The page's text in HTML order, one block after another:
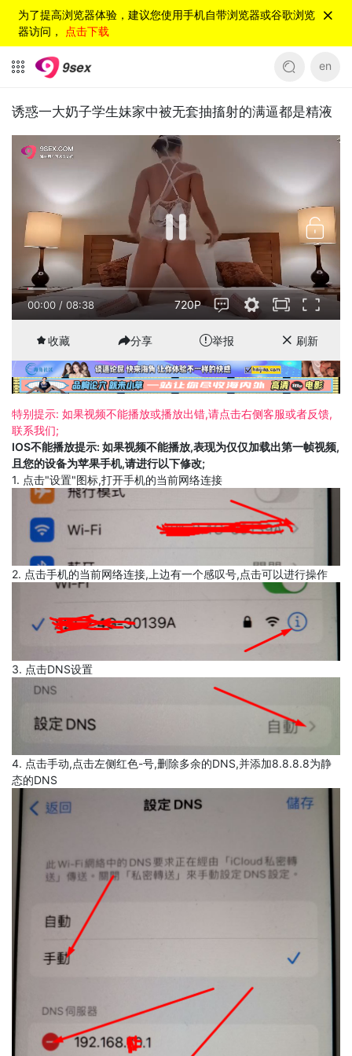
为了提高浏览器体验，建议您使用手机自带浏览器或谷歌浏览
器访问， 点击下载
en
诱惑一大奶子学生妹家中被无套抽搐射的满逼都是精液
00:00 / 08:38 720P
收藏 分享 举报 刷新
特别提示: 如果视频不能播放或播放出错,请点击右侧客服或者反馈,
联系我们;
IOS不能播放提示: 如果视频不能播放,表现为仅仅加载出第一帧视频,
且您的设备为苹果手机,请进行以下修改;
1. 点击"设置"图标,打开手机的当前网络连接
2. 点击手机的当前网络连接,上边有一个感叹号,点击可以进行操作
3. 点击DNS设置
4. 点击手动,点击左侧红色-号,删除多余的DNS,并添加8.8.8.8为静
态的DNS